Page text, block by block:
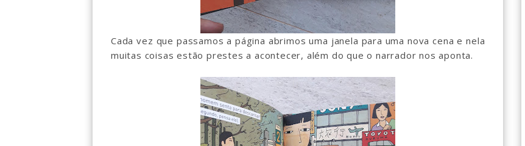
Cada vez que passamos a página abrimos uma janela para uma nova cena e nela
muitas coisas estão prestes a acontecer, além do que o narrador nos aponta.